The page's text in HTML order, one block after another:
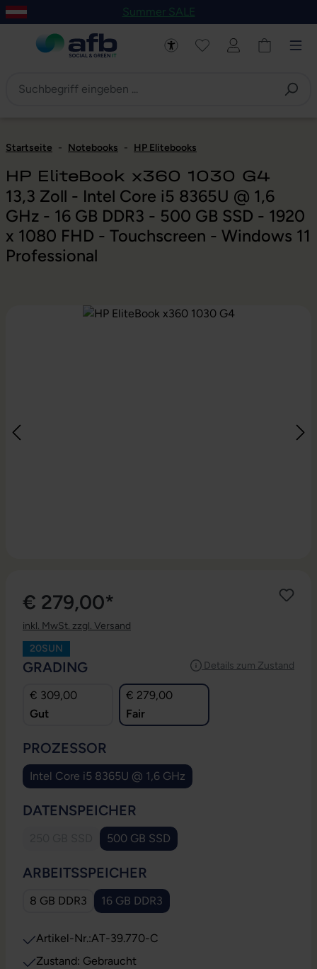
Hauptinhalt springen
Zur Navigation der B2B-Plattform springen
Summer SALE
Startseite - Notebooks - HP Elitebooks
HP EliteBook x360 1030 G4
13,3 Zoll - Intel Core i5 8365U @ 1,6
GHz - 16 GB DDR3 - 500 GB SSD - 1920
x 1080 FHD - Touchscreen - Windows 11
Professional
Bildergalerie überspringen
€ 279,00*
inkl. MwSt. zzgl. Versand
20SUN
Details zum Zustand
GRADING
€ 309,00
Gut
€ 279,00
Fair
PROZESSOR
Intel Core i5 8365U @ 1,6 GHz
DATENSPEICHER
(Diese Option ist zurzeit nicht verfügbar.)
500 GB SSD
ARBEITSSPEICHER
8 GB DDR3 16 GB DDR3
Artikel-Nr.:AT-39.770-C
Zustand: Gebraucht